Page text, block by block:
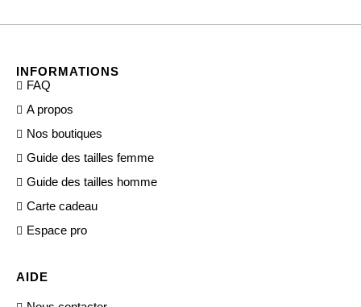
INFORMATIONS
FAQ
A propos
Nos boutiques
Guide des tailles femme
Guide des tailles homme
Carte cadeau
Espace pro
AIDE